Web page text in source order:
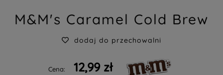
M&M's Caramel Cold Brew
dodaj do przechowalni
Cena: 12,99 zł